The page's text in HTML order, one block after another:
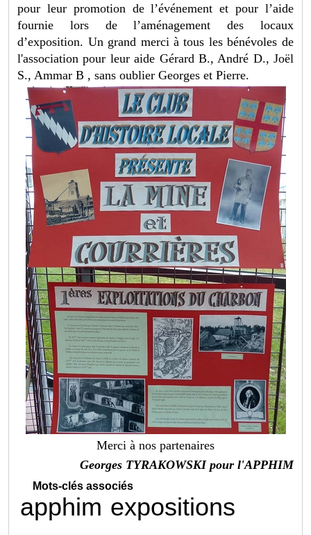
pour leur promotion de l’événement et pour l’aide
fournie lors de l’aménagement des locaux
d’exposition. Un grand merci à tous les bénévoles de
l'association pour leur aide Gérard B., André D., Joël
S., Ammar B , sans oublier Georges et Pierre.
Merci à nos partenaires
Georges TYRAKOWSKI pour l'APPHIM
Mots-clés associés
apphim expositions